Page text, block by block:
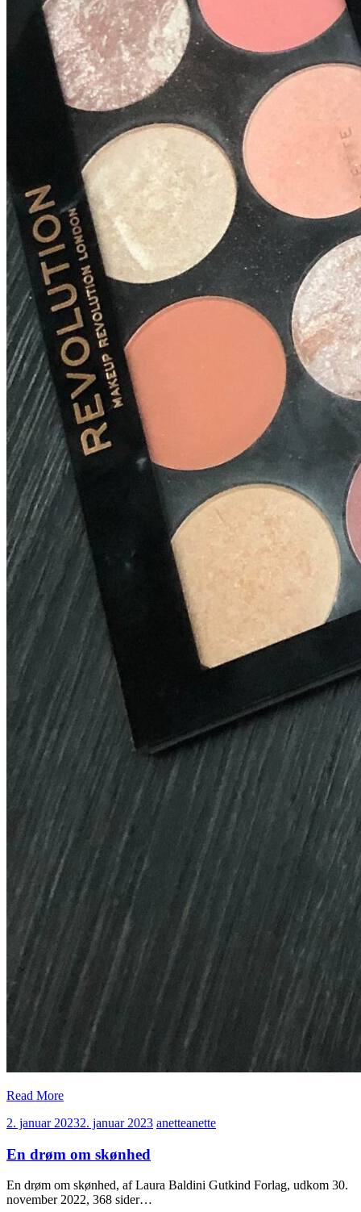
Read More
2. januar 20232. januar 2023 anetteanette
En drøm om skønhed
En drøm om skønhed, af Laura Baldini Gutkind Forlag, udkom 30.
november 2022, 368 sider…